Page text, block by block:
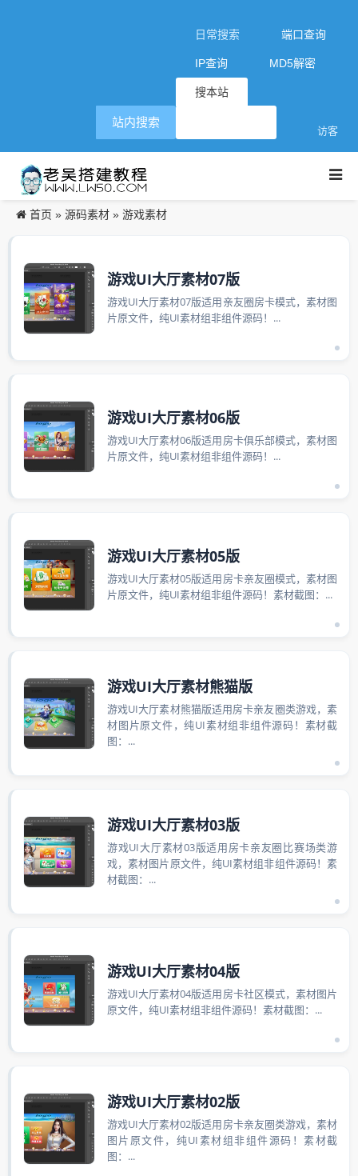
日常搜索 端口查询
IP查询 MD5解密
搜本站
访客
站内搜索
首页 » 源码素材 » 游戏素材
游戏UI大厅素材07版
游戏UI大厅素材07版适用亲友圈房卡模式，素材图
片原文件，纯UI素材组非组件源码！...
游戏UI大厅素材06版
游戏UI大厅素材06版适用房卡俱乐部模式，素材图
片原文件，纯UI素材组非组件源码！...
游戏UI大厅素材05版
游戏UI大厅素材05版适用房卡亲友圈模式，素材图
片原文件，纯UI素材组非组件源码！素材截图：...
游戏UI大厅素材熊猫版
游戏UI大厅素材熊猫版适用房卡亲友圈类游戏，素
材图片原文件，纯UI素材组非组件源码！素材截
图：...
游戏UI大厅素材03版
游戏UI大厅素材03版适用房卡亲友圈比赛场类游
戏，素材图片原文件，纯UI素材组非组件源码！素
材截图：...
游戏UI大厅素材04版
游戏UI大厅素材04版适用房卡社区模式，素材图片
原文件，纯UI素材组非组件源码！素材截图：...
游戏UI大厅素材02版
游戏UI大厅素材02版适用房卡亲友圈类游戏，素材
图片原文件，纯UI素材组非组件源码！素材截
图：...